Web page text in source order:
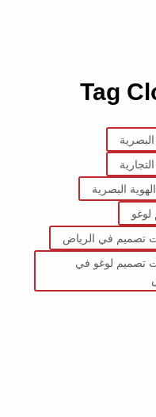
Tag
البصرية
البصرية
تصميم في الرياض
تصميم لوغو في